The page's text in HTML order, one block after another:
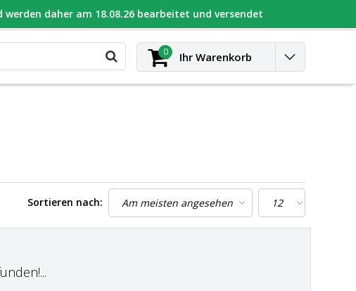
PEUGEOT Kontakt anmelden
0 Ihr Warenkorb
Sortieren nach:
daher am 18.08.26 bearbeitet und versendet